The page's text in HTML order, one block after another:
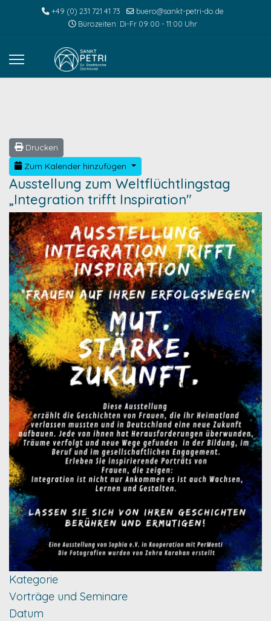
+49 (0) 231 721 41 73
buero@sankt-petri-do.de
Bürozeiten: Di-Fr 09:00 - 11:00 Uhr
Drucken
Zum Kalender hinzufügen
Ausstellung zum Weltflüchtlingstag
„Integration trifft Inspiration"
Kategorie
Vorträge und Seminare
Datum